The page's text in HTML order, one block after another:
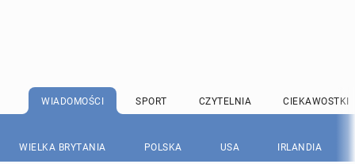
WIADOMOŚCI SPORT CZYTELNIA CIEKAWOSTKI
WIELKA BRYTANIA POLSKA USA IRLANDIA